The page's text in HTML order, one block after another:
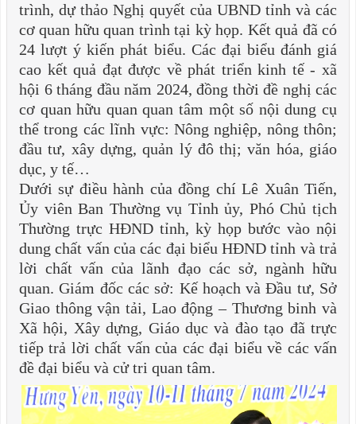
trình, dự thảo Nghị quyết của UBND tỉnh và các
cơ quan hữu quan trình tại kỳ họp. Kết quả đã có
24 lượt ý kiến phát biểu. Các đại biểu đánh giá
cao kết quả đạt được về phát triển kinh tế - xã
hội 6 tháng đầu năm 2024, đồng thời đề nghị các
cơ quan hữu quan quan tâm một số nội dung cụ
thể trong các lĩnh vực: Nông nghiệp, nông thôn;
đầu tư, xây dựng, quản lý đô thị; văn hóa, giáo
dục, y tế…
Dưới sự điều hành của đồng chí Lê Xuân Tiến,
Ủy viên Ban Thường vụ Tỉnh ủy, Phó Chủ tịch
Thường trực HĐND tỉnh, kỳ họp bước vào nội
dung chất vấn của các đại biểu HĐND tỉnh và trả
lời chất vấn của lãnh đạo các sở, ngành hữu
quan. Giám đốc các sở: Kế hoạch và Đầu tư, Sở
Giao thông vận tải, Lao động – Thương binh và
Xã hội, Xây dựng, Giáo dục và đào tạo đã trực
tiếp trả lời chất vấn của các đại biểu về các vấn
đề đại biểu và cử tri quan tâm.